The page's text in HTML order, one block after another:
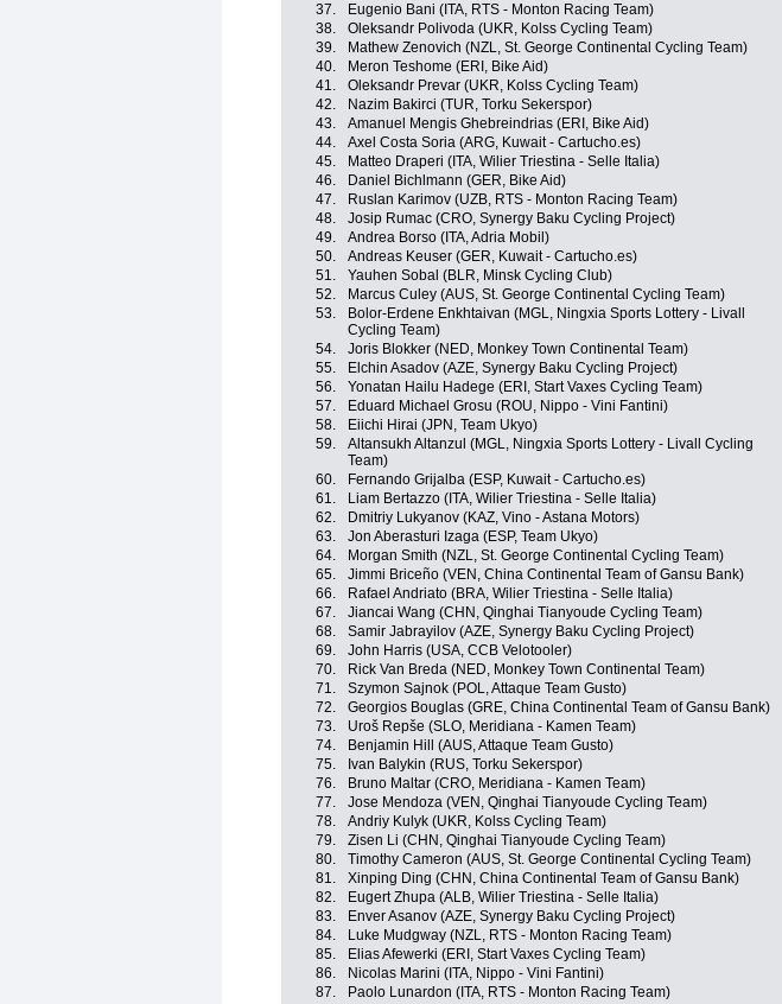
37.
Eugenio Bani (ITA, RTS - Monton Racing Team)
38.
Oleksandr Polivoda (UKR, Kolss Cycling Team)
39.
Mathew Zenovich (NZL, St. George Continental Cycling Team)
40.
Meron Teshome (ERI, Bike Aid)
41.
Oleksandr Prevar (UKR, Kolss Cycling Team)
42.
Nazim Bakirci (TUR, Torku Sekerspor)
43.
Amanuel Mengis Ghebreindrias (ERI, Bike Aid)
44.
Axel Costa Soria (ARG, Kuwait - Cartucho.es)
45.
Matteo Draperi (ITA, Wilier Triestina - Selle Italia)
46.
Daniel Bichlmann (GER, Bike Aid)
47.
Ruslan Karimov (UZB, RTS - Monton Racing Team)
48.
Josip Rumac (CRO, Synergy Baku Cycling Project)
49.
Andrea Borso (ITA, Adria Mobil)
50.
Andreas Keuser (GER, Kuwait - Cartucho.es)
51.
Yauhen Sobal (BLR, Minsk Cycling Club)
52.
Marcus Culey (AUS, St. George Continental Cycling Team)
53.
Bolor-Erdene Enkhtaivan (MGL, Ningxia Sports Lottery - Livall
Cycling Team)
54. Joris Blokker (NED, Monkey Town Continental Team)
55.
Elchin Asadov (AZE, Synergy Baku Cycling Project)
56.
Yonatan Hailu Hadege (ERI, Start Vaxes Cycling Team)
57.
Eduard Michael Grosu (ROU, Nippo - Vini Fantini)
58.
Eiichi Hirai (JPN, Team Ukyo)
59.
Altansukh Altanzul (MGL, Ningxia Sports Lottery - Livall Cycling
Team)
60. Fernando Grijalba (ESP, Kuwait - Cartucho.es)
61.
Liam Bertazzo (ITA, Wilier Triestina - Selle Italia)
62.
Dmitriy Lukyanov (KAZ, Vino - Astana Motors)
63.
Jon Aberasturi Izaga (ESP, Team Ukyo)
64.
Morgan Smith (NZL, St. George Continental Cycling Team)
65.
Jimmi Briceño (VEN, China Continental Team of Gansu Bank)
66.
Rafael Andriato (BRA, Wilier Triestina - Selle Italia)
67.
Jiancai Wang (CHN, Qinghai Tianyoude Cycling Team)
68.
Samir Jabrayilov (AZE, Synergy Baku Cycling Project)
69.
John Harris (USA, CCB Velotooler)
70.
Rick Van Breda (NED, Monkey Town Continental Team)
71.
Szymon Sajnok (POL, Attaque Team Gusto)
72.
Georgios Bouglas (GRE, China Continental Team of Gansu Bank)
73.
Uroš Repše (SLO, Meridiana - Kamen Team)
74.
Benjamin Hill (AUS, Attaque Team Gusto)
75.
Ivan Balykin (RUS, Torku Sekerspor)
76.
Bruno Maltar (CRO, Meridiana - Kamen Team)
77.
Jose Mendoza (VEN, Qinghai Tianyoude Cycling Team)
78.
Andriy Kulyk (UKR, Kolss Cycling Team)
79.
Zisen Li (CHN, Qinghai Tianyoude Cycling Team)
80.
Timothy Cameron (AUS, St. George Continental Cycling Team)
81.
Xinping Ding (CHN, China Continental Team of Gansu Bank)
82.
Eugert Zhupa (ALB, Wilier Triestina - Selle Italia)
83.
Enver Asanov (AZE, Synergy Baku Cycling Project)
84.
Luke Mudgway (NZL, RTS - Monton Racing Team)
85.
Elias Afewerki (ERI, Start Vaxes Cycling Team)
86.
Nicolas Marini (ITA, Nippo - Vini Fantini)
87.
Paolo Lunardon (ITA, RTS - Monton Racing Team)